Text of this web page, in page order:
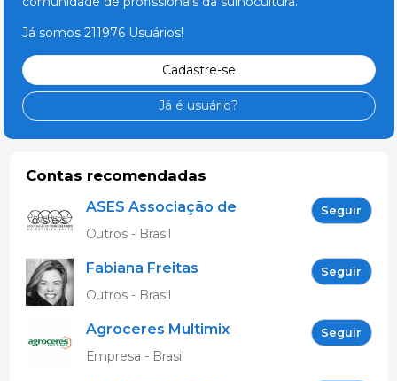
Já somos 211976 Usuários!
Cadastre-se
Já é usuário?
Contas recomendadas
ASES Associação de
Suinocultores do ES
Seguir
Outros - Brasil
Fabiana Freitas Seguir
Outros - Brasil
Agroceres Multimix Seguir
Empresa - Brasil